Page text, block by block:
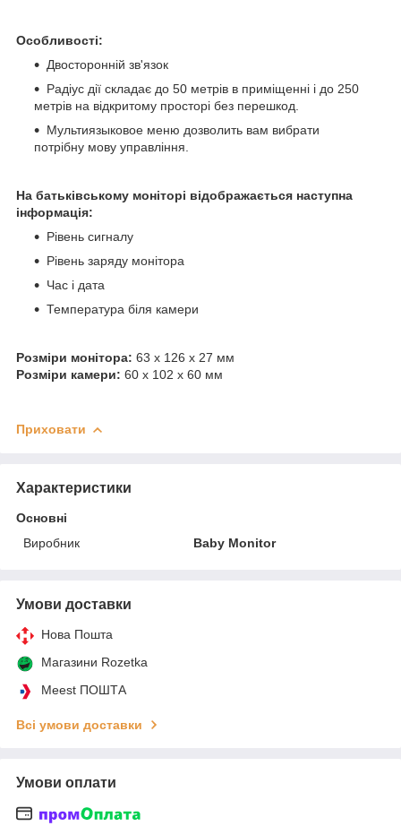
Особливості:
Двосторонній зв'язок
Радіус дії складає до 50 метрів в приміщенні і до 250
метрів на відкритому просторі без перешкод.
Мультиязыковое меню дозволить вам вибрати
потрібну мову управління.
На батьківському моніторі відображається наступна
інформація:
Рівень сигналу
Рівень заряду монітора
Час і дата
Температура біля камери
Розміри монітора: 63 х 126 х 27 мм
Розміри камери: 60 х 102 х 60 мм
Приховати
Характеристики
Основні
Виробник
Baby Monitor
Умови доставки
Нова Пошта
Магазини Rozetka
Meest ПОШТА
Всі умови доставки
Умови оплати